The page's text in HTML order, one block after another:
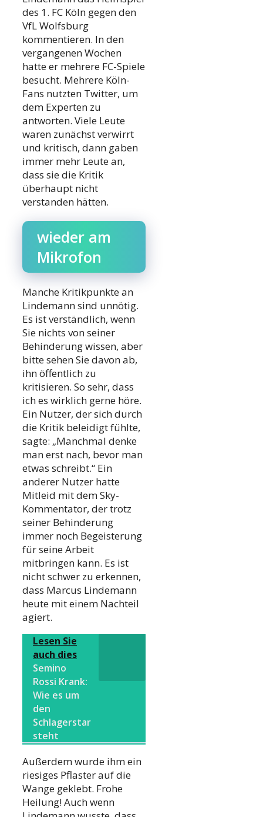
des 1. FC Köln gegen den
VfL Wolfsburg
kommentieren. In den
vergangenen Wochen
hatte er mehrere FC-Spiele
besucht. Mehrere Köln-
Fans nutzten Twitter, um
dem Experten zu
antworten. Viele Leute
waren zunächst verwirrt
und kritisch, dann gaben
immer mehr Leute an,
dass sie die Kritik
überhaupt nicht
verstanden hätten.
wieder am
Mikrofon
Manche Kritikpunkte an
Lindemann sind unnötig.
Es ist verständlich, wenn
Sie nichts von seiner
Behinderung wissen, aber
bitte sehen Sie davon ab,
ihn öffentlich zu
kritisieren. So sehr, dass
ich es wirklich gerne höre.
Ein Nutzer, der sich durch
die Kritik beleidigt fühlte,
sagte: „Manchmal denke
man erst nach, bevor man
etwas schreibt.“ Ein
anderer Nutzer hatte
Mitleid mit dem Sky-
Kommentator, der trotz
seiner Behinderung
immer noch Begeisterung
für seine Arbeit
mitbringen kann. Es ist
nicht schwer zu erkennen,
dass Marcus Lindemann
heute mit einem Nachteil
agiert.
Lesen Sie
auch dies
Semino
Rossi Krank:
Wie es um
den
Schlagerstar
steht
Außerdem wurde ihm ein
riesiges Pflaster auf die
Wange geklebt. Frohe
Heilung! Auch wenn